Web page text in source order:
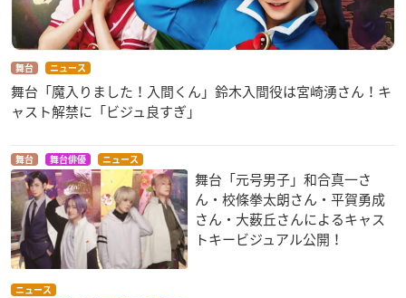
舞台 ニュース
舞台「魔入りました！入間くん」鈴木入間役は宮崎湧さん！キ
ャスト解禁に「ビジュ良すぎ」
舞台 舞台俳優 ニュース
舞台「元号男子」和合真一さ
ん・校條拳太朗さん・平賀勇成
さん・大薮丘さんによるキャス
トキービジュアル公開！
ニュース